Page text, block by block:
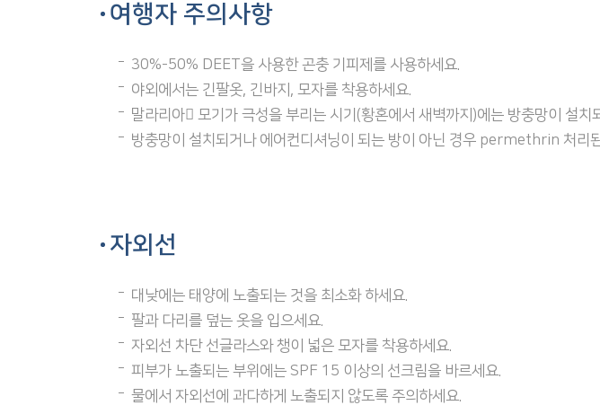
여행자 주의사항
30%-50% DEET을 사용한 곤충 기피제를 사용하세요.
야외에서는 긴팔옷, 긴바지, 모자를 착용하세요.
말라리아 모기가 극성을 부리는 시기(황혼에서 새벽까지)에는 방충망이 설
방충망이 설치되거나 에어컨디셔닝이 되는 방이 아닌 경우 permethrin 처리
자외선
대낮에는 태양에 노출되는 것을 최소화 하세요.
팔과 다리를 덮는 옷을 입으세요.
자외선 차단 선글라스와 챙이 넓은 모자를 착용하세요.
피부가 노출되는 부위에는 SPF 15 이상의 선크림을 바르세요.
물에서 자외선에 과다하게 노출되지 않도록 주의하세요.